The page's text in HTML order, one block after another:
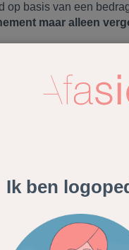
op basis van een
maar alleen
of stoppen
in de tweede lijn
onderstaande
revalidatiecentra
Ik ben